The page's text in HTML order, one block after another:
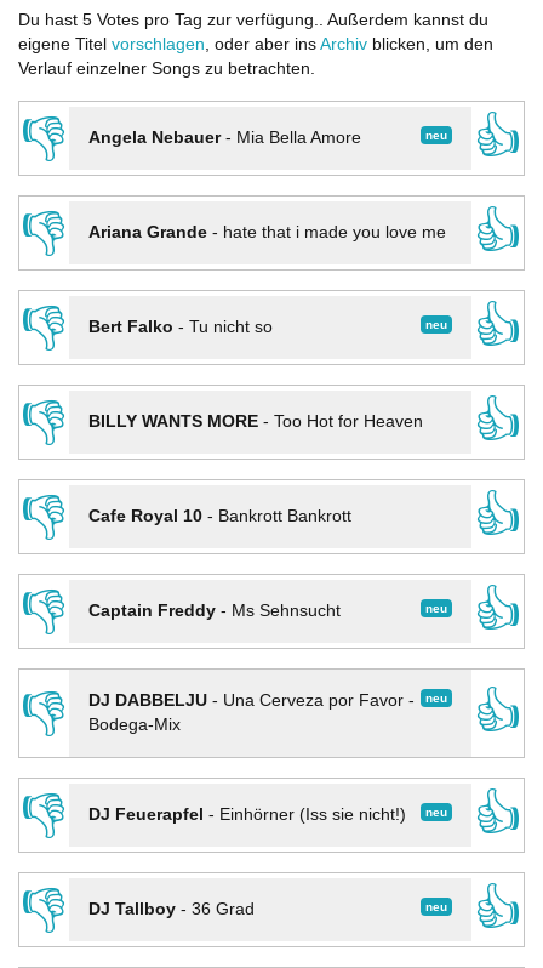
Du hast 5 Votes pro Tag zur verfügung.. Außerdem kannst du
eigene Titel vorschlagen, oder aber ins Archiv blicken, um den
Verlauf einzelner Songs zu betrachten.
👎 neu
Angela Nebauer- Mia Bella Amore
👍
👎
Ariana Grande- hate that i made you love me
👍
👎
neu
Bert Falko - Tu nicht so
👍
👎
BILLY WANTS MORE- Too Hot for Heaven
👍
👎
Cafe Royal 10- Bankrott Bankrott
👍
👎
neu
Captain Freddy- Ms Sehnsucht
👍
👎
neu
DJ DABBELJU- Una Cerveza por Favor -
Bodega-Mix
👍
👎
neu
DJ Feuerapfel - Einhörner (Iss sie nicht!)
👍
👎
neu
DJ Tallboy- 36 Grad
👍